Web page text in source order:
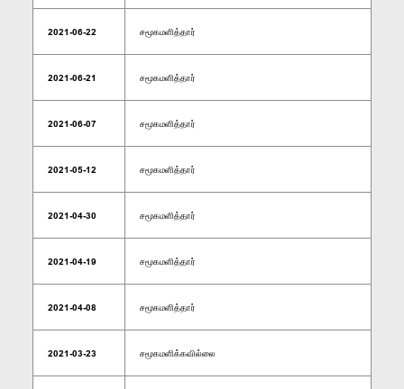
2021-06-22 சமூகமளித்தார்
2021-06-21 சமூகமளித்தார்
2021-06-07 சமூகமளித்தார்
2021-05-12 சமூகமளித்தார்
2021-04-30 சமூகமளித்தார்
2021-04-19 சமூகமளித்தார்
2021-04-08 சமூகமளித்தார்
2021-03-23 சமூகமளிக்கவில்லை